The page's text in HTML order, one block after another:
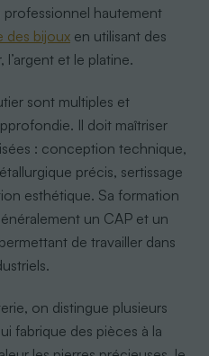
professionnel hautement
des bijouxen utilisant des
l’argent et le platine.
sont multiples et
Il doit maîtriser
: conception technique,
précis, sertissage
esthétique. Sa formation
un CAP et un
de travailler dans
on distingue plusieurs
fabrique des pièces à la